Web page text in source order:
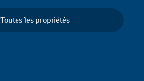
Toutes les propriétés